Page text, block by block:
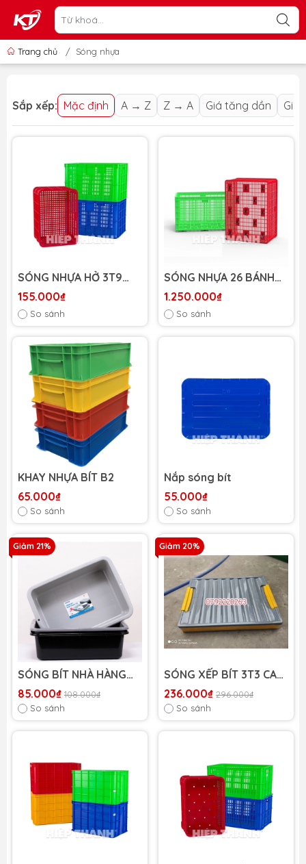
Trang chủ / Sóng nhựa
Sắp xếp: Mặc định A → Z Z → A Giá tăng dần Giá
SÓNG NHỰA HỞ 3T9
HIỆP THÀNH
155.000₫
So sánh
SÓNG NHỰA 26 BÁNH
XE HIỆP THÀNH
1.250.000₫
So sánh
KHAY NHỰA BÍT B2
65.000₫
So sánh
Nắp sóng bít
55.000₫
So sánh
Giảm 21%
SÓNG BÍT NHÀ HÀNG
1T5 DUY TÂN
85.000₫ 108.000₫
So sánh
Giảm 20%
SÓNG XẾP BÍT 3T3 CAO
CẤP
236.000₫ 296.000₫
So sánh